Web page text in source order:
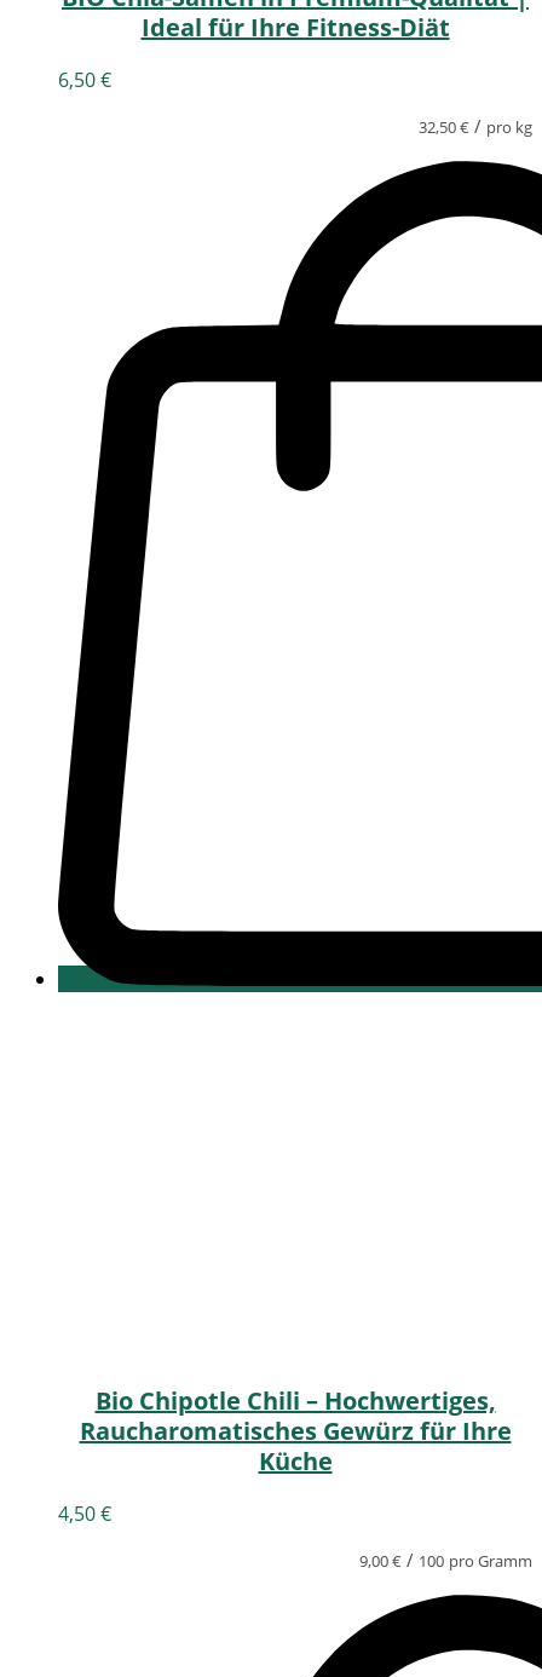
Ideal für Ihre Fitness-Diät
6,50€
32,50€ / pro kg
Bio Chipotle Chili – Hochwertiges,
Raucharomatisches Gewürz für Ihre
Küche
4,50€
9,00€ / 100 pro Gramm